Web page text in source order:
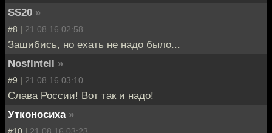
SS20 »
#8 | 21.08.16 02:58
Зашибись, но ехать не надо было...
NosfIntell »
#9 | 21.08.16 03:10
Слава России! Вот так и надо!
Утконосиха »
#10 | 21.08.16 03:23